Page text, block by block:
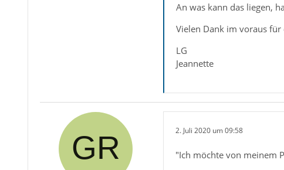
An was kann das liegen,
Vielen Dank im voraus für
LG
Jeannette
2. Juli 2020 um 09:58
"Ich möchte von meinem